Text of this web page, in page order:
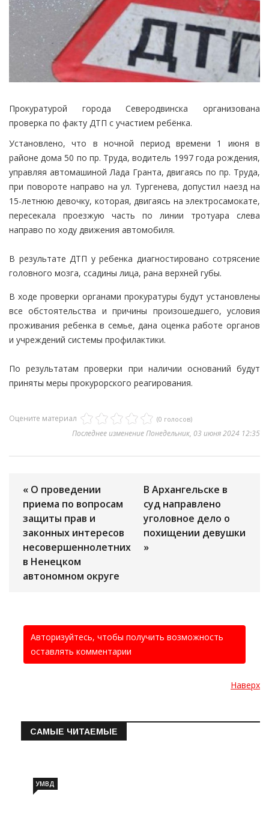
Прокуратурой города Северодвинска организована
проверка по факту ДТП с участием ребёнка.
Установлено, что в ночной период времени 1 июня в
районе дома 50 по пр. Труда, водитель 1997 года рождения,
управляя автомашиной Лада Гранта, двигаясь по пр. Труда,
при повороте направо на ул. Тургенева, допустил наезд на
15-летнюю девочку, которая, двигаясь на электросамокате,
пересекала проезжую часть по линии тротуара слева
направо по ходу движения автомобиля.
В результате ДТП у ребенка диагностировано сотрясение
головного мозга, ссадины лица, рана верхней губы.
В ходе проверки органами прокуратуры будут установлены
все обстоятельства и причины произошедшего, условия
проживания ребенка в семье, дана оценка работе органов
и учреждений системы профилактики.
По результатам проверки при наличии оснований будут
приняты меры прокурорского реагирования.
Оцените материал (0 голосов)
Последнее изменение Понедельник, 03 июня 2024 12:35
« О проведении
приема по вопросам
защиты прав и
законных интересов
несовершеннолетних
в Ненецком
автономном округе
В Архангельске в
суд направлено
уголовное дело о
похищении девушки
»
Авторизуйтесь, чтобы получить возможность
оставлять комментарии
Наверх
САМЫЕ ЧИТАЕМЫЕ
УМВД